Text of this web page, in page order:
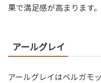
果で満足感が高まります。
アールグレイ
アールグレイはベルガモ